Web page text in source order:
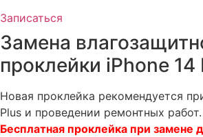
Записаться
Замена
проклейки iPhone 14
Новая проклейка рекомендуется
Plus и проведении ремонтных работ.
Бесплатная проклейка при замене